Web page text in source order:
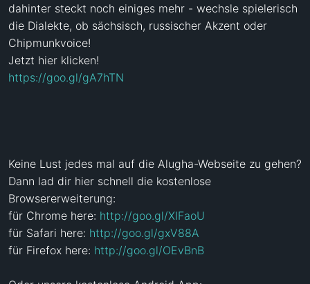
dahinter steckt noch einiges mehr - wechsle spielerisch
die Dialekte, ob sächsisch, russischer Akzent oder
Chipmunkvoice!
https://goo.gl/gA7hTN
Keine Lust jedes mal auf die Alugha-Webseite zu gehen?
Dann lad dir hier schnell die kostenlose
Browsererweiterung:
für Chrome here: http://goo.gl/XIFaoU
für Safari here: http://goo.gl/gxV88A
für Firefox here: http://goo.gl/OEvBnB